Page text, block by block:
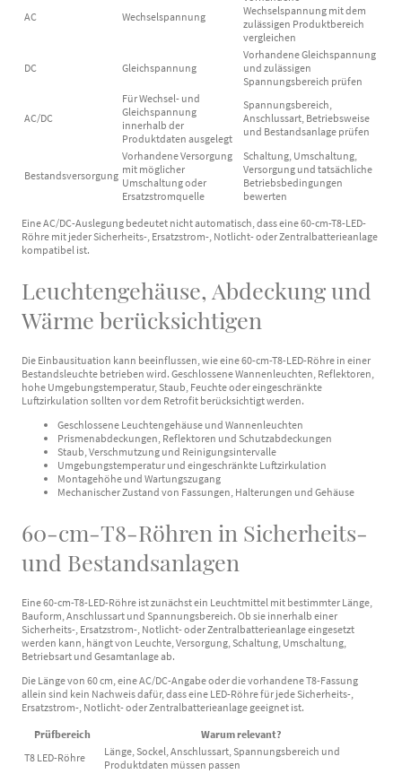
AC Wechselspannung
Wechselspannung mit dem
zulässigen Produktbereich
vergleichen
DC Gleichspannung
Vorhandene Gleichspannung
und zulässigen
Spannungsbereich prüfen
AC/DC
Für Wechsel- und
Gleichspannung
innerhalb der
Produktdaten ausgelegt
Spannungsbereich,
Anschlussart, Betriebsweise
und Bestandsanlage prüfen
Bestandsversorgung
Vorhandene Versorgung
mit möglicher
Umschaltung oder
Ersatzstromquelle
Schaltung, Umschaltung,
Versorgung und tatsächliche
Betriebsbedingungen
bewerten
Eine AC/DC-Auslegung bedeutet nicht automatisch, dass eine 60-cm-T8-LED-
Röhre mit jeder Sicherheits-, Ersatzstrom-, Notlicht- oder Zentralbatterieanlage
kompatibel ist.
Leuchtengehäuse, Abdeckung und
Wärme berücksichtigen
Die Einbausituation kann beeinflussen, wie eine 60-cm-T8-LED-Röhre in einer
Bestandsleuchte betrieben wird. Geschlossene Wannenleuchten, Reflektoren,
hohe Umgebungstemperatur, Staub, Feuchte oder eingeschränkte
Luftzirkulation sollten vor dem Retrofit berücksichtigt werden.
Geschlossene Leuchtengehäuse und Wannenleuchten
Prismenabdeckungen, Reflektoren und Schutzabdeckungen
Staub, Verschmutzung und Reinigungsintervalle
Umgebungstemperatur und eingeschränkte Luftzirkulation
Montagehöhe und Wartungszugang
Mechanischer Zustand von Fassungen, Halterungen und Gehäuse
60-cm-T8-Röhren in Sicherheits-
und Bestandsanlagen
Eine 60-cm-T8-LED-Röhre ist zunächst ein Leuchtmittel mit bestimmter Länge,
Bauform, Anschlussart und Spannungsbereich. Ob sie innerhalb einer
Sicherheits-, Ersatzstrom-, Notlicht- oder Zentralbatterieanlage eingesetzt
werden kann, hängt von Leuchte, Versorgung, Schaltung, Umschaltung,
Betriebsart und Gesamtanlage ab.
Die Länge von 60 cm, eine AC/DC-Angabe oder die vorhandene T8-Fassung
allein sind kein Nachweis dafür, dass eine LED-Röhre für jede Sicherheits-,
Ersatzstrom-, Notlicht- oder Zentralbatterieanlage geeignet ist.
Prüfbereich
Warum relevant?
T8 LED-Röhre
Länge, Sockel, Anschlussart, Spannungsbereich und
Produktdaten müssen passen